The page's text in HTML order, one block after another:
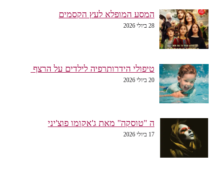
המסע המופלא לעץ הקסמים
28 ביולי 2026
טיפולי הידרותרפיה לילדים על הרצף
20 ביולי 2026
ה "טוסקה" מאת ג'אקומו פוצ'יני
17 ביולי 2026